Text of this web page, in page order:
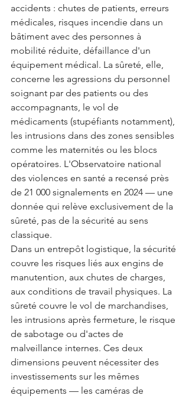
accidents : chutes de patients, erreurs
médicales, risques incendie dans un
bâtiment avec des personnes à
mobilité réduite, défaillance d'un
équipement médical. La sûreté, elle,
concerne les agressions du personnel
soignant par des patients ou des
accompagnants, le vol de
médicaments (stupéfiants notamment),
les intrusions dans des zones sensibles
comme les maternités ou les blocs
opératoires. L'Observatoire national
des violences en santé a recensé près
de 21 000 signalements en 2024 — une
donnée qui relève exclusivement de la
sûreté, pas de la sécurité au sens
classique.
Dans un entrepôt logistique, la sécurité
couvre les risques liés aux engins de
manutention, aux chutes de charges,
aux conditions de travail physiques. La
sûreté couvre le vol de marchandises,
les intrusions après fermeture, le risque
de sabotage ou d'actes de
malveillance internes. Ces deux
dimensions peuvent nécessiter des
investissements sur les mêmes
équipements — les caméras de